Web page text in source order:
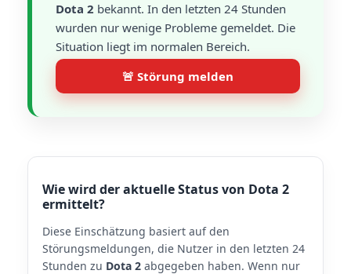
Dota 2 bekannt. In den letzten 24 Stunden
wurden nur wenige Probleme gemeldet. Die
Situation liegt im normalen Bereich.
🚨 Störung melden
Wie wird der aktuelle Status von Dota 2
ermittelt?
Diese Einschätzung basiert auf den
Störungsmeldungen, die Nutzer in den letzten 24
Stunden zu Dota 2 abgegeben haben. Wenn nur